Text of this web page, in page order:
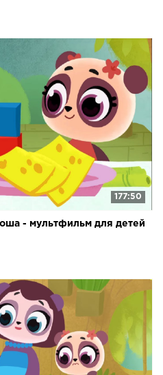
177:50
- мультфильм для детей